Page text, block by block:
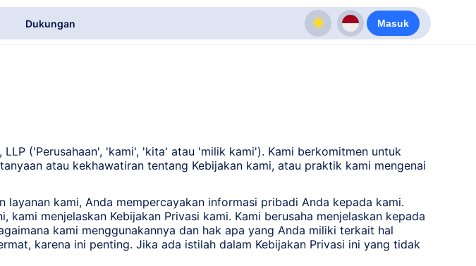
Dukungan Masuk
('Perusahaan', 'kami', 'kita' atau 'milik kami'). Kami berkomitmen untuk
atau kekhawatiran tentang Kebijakan kami, atau praktik kami mengenai
kami, Anda mempercayakan informasi pribadi Anda kepada kami.
menjelaskan Kebijakan Privasi kami. Kami berusaha menjelaskan kepada
kami menggunakannya dan hak apa yang Anda miliki terkait hal
karena ini penting. Jika ada istilah dalam Kebijakan Privasi ini yang tidak